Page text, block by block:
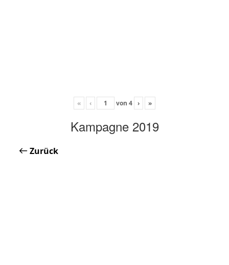
« ‹ von 4 › »
Kampagne 2019
Zurück